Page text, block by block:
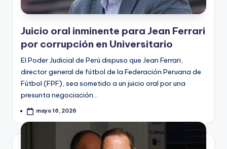
Juicio oral inminente para Jean Ferrari
por corrupción en Universitario
El Poder Judicial de Perú dispuso que Jean Ferrari,
director general de fútbol de la Federación Peruana de
Fútbol (FPF), sea sometido a un juicio oral por una
presunta negociación…
mayo 16, 2026